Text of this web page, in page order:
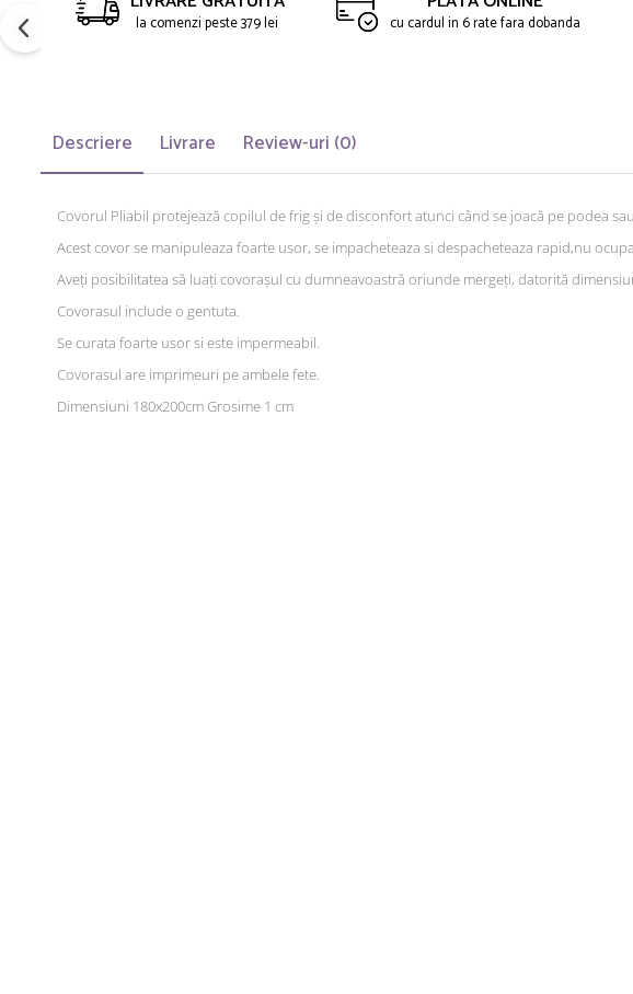
la comenzi peste 379 lei cu cardul in 6 rate fara dobanda
Descriere Livrare Review-uri (0)
Covorul Pliabil protejează copilul de frig și de disconfort atunci când se joacă pe podea
Acest covor se manipuleaza foarte usor, se impacheteaza si despacheteaza rapid,nu
Aveți posibilitatea să luați covorașul cu dumneavoastră oriunde mergeți, datorită
Covorasul include o gentuta.
Se curata foarte usor si este impermeabil.
Covorasul are imprimeuri pe ambele fete.
Dimensiuni 180x200cm Grosime 1 cm